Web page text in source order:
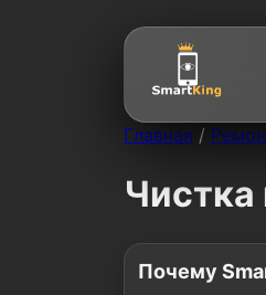
Главная /
Чистка
Почему